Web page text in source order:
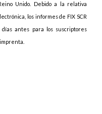
Unido. Debido a la relativa
los informes de FIX SCR
antes para los suscriptores